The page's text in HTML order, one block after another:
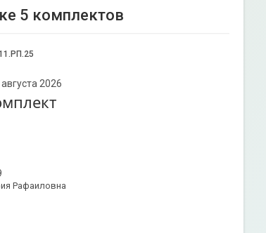
5 комплектов
2026
Рафаиловна